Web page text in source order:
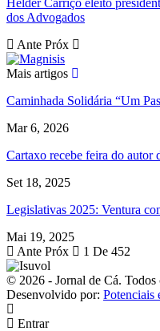
dos Advogados
Ante Próx
Mais artigos
Caminhada Solidária “Um
Mar 6, 2026
Cartaxo recebe feira do
Set 18, 2025
Legislativas 2025: Ventura
Mai 19, 2025
Ante Próx 1 De 452
© 2026 - Jornal de Cá. Todos
Desenvolvido por: Potenciais
Entrar